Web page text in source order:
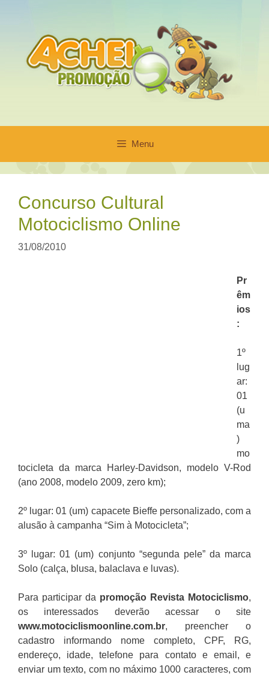
conteúdo
Menu
Concurso Cultural
Motociclismo Online
31/08/2010
Pr
êm
ios
:
1º
lug
ar:
01
(u
ma
)
mo
tocicleta da marca Harley-Davidson, modelo V-Rod
(ano 2008, modelo 2009, zero km);
2º lugar: 01 (um) capacete Bieffe personalizado, com a
alusão à campanha “Sim à Motocicleta”;
3º lugar: 01 (um) conjunto “segunda pele” da marca
Solo (calça, blusa, balaclava e luvas).
Para participar da promoção Revista Motociclismo,
os interessados deverão acessar o site
www.motociclismoonline.com.br, preencher o
cadastro informando nome completo, CPF, RG,
endereço, idade, telefone para contato e email, e
enviar um texto, com no máximo 1000 caracteres, com